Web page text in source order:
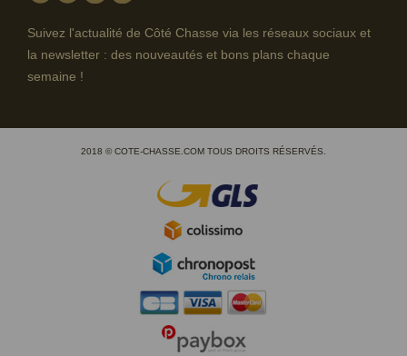
Suivez l'actualité de Côté Chasse via les réseaux sociaux et
la newsletter : des nouveautés et bons plans chaque
semaine !
2018 © COTE-CHASSE.COM TOUS DROITS RÉSERVÉS.